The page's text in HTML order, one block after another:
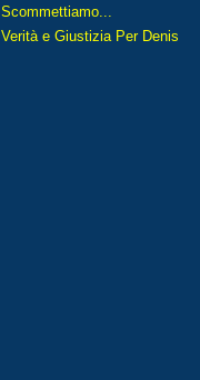
Scommettiamo...
Verità e Giustizia Per Denis